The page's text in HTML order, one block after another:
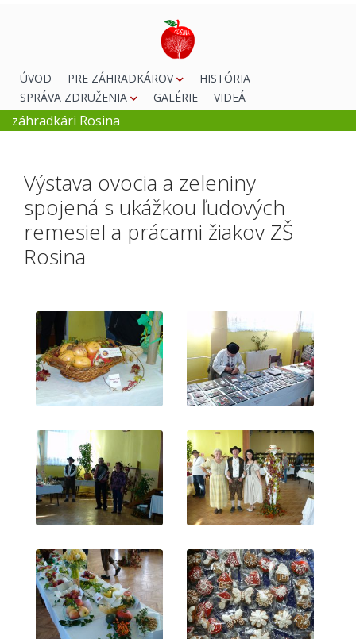
ÚVOD PRE ZÁHRADKÁROV
HISTÓRIA
SPRÁVA ZDRUŽENIA
GALÉRIE VIDEÁ
záhradkári Rosina
Výstava ovocia a zeleniny
spojená s ukážkou ľudových
remesiel a prácami žiakov ZŠ
Rosina